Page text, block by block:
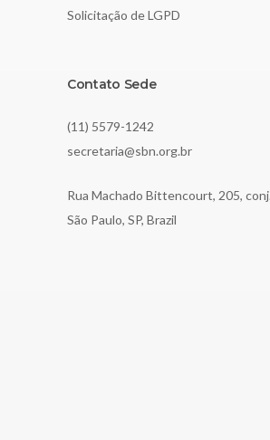
Solicitação de LGPD
Contato Sede
(11) 5579-1242
secretaria@sbn.org.br
Rua Machado Bittencourt, 205,
São Paulo, SP, Brazil